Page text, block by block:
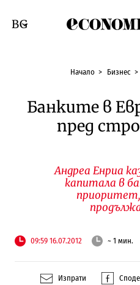
Смяна на език
Начало Бизнес
Банките в
пред
Андреа Енриа
капитала в
09:59 16.07.2012 ~ 1 мин.
Изпрати